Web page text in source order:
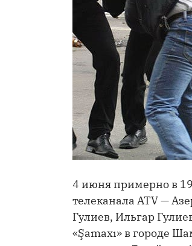
4 июня примерно в
телеканала ATV —
Гулиев, Ильгар
«Şamaxı» в городе